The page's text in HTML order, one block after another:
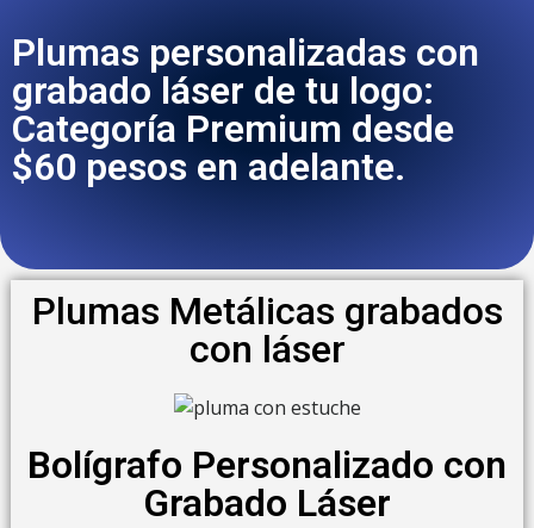
Plumas personalizadas con
grabado láser de tu logo:
Categoría Premium desde
$60 pesos en adelante.
Plumas Metálicas grabados
con láser
Bolígrafo Personalizado con
Grabado Láser